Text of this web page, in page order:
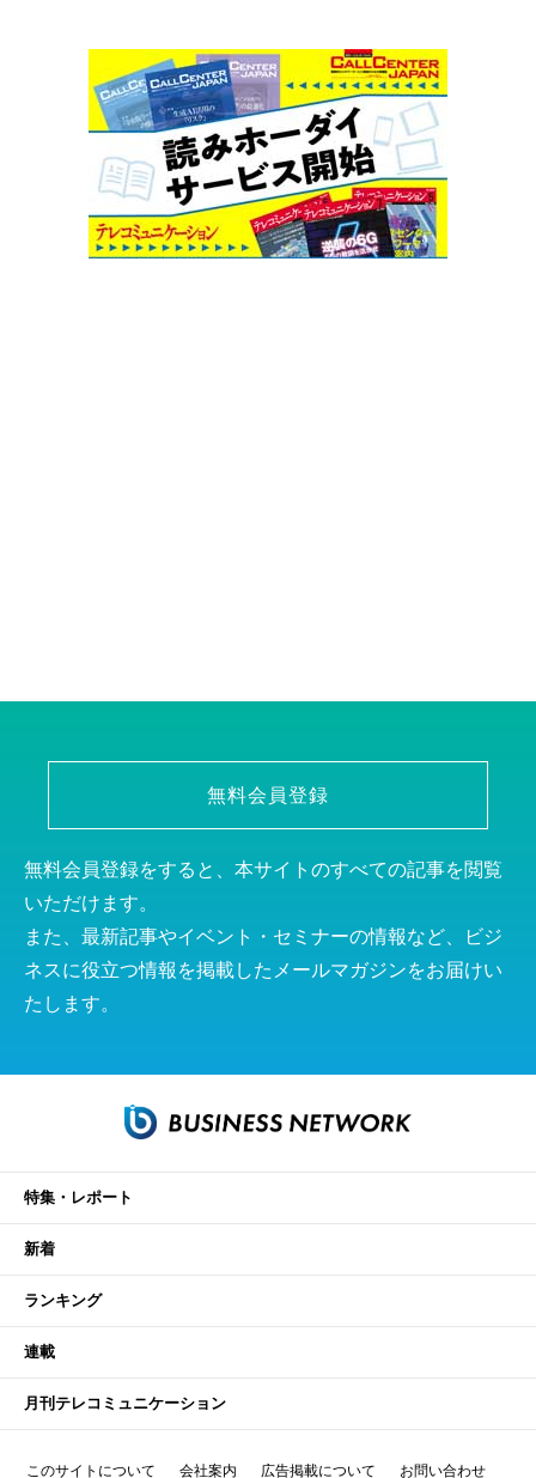
無料会員登録
無料会員登録をすると、本サイトのすべての記事を閲覧
いただけます。
また、最新記事やイベント・セミナーの情報など、ビジ
ネスに役立つ情報を掲載したメールマガジンをお届けい
たします。
特集・レポート
新着
ランキング
連載
月刊テレコミュニケーション
このサイトについて 会社案内 広告掲載について お問い合わせ